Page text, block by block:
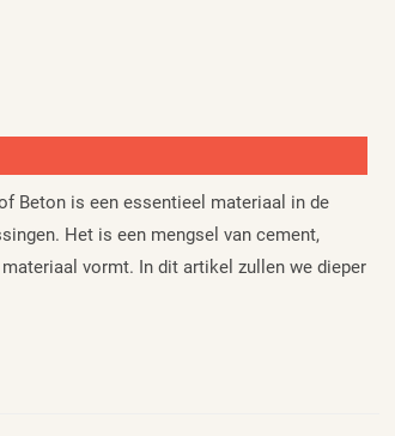
Beton is een essentieel materiaal in de
Het is een mengsel van cement,
vormt. In dit artikel zullen we dieper